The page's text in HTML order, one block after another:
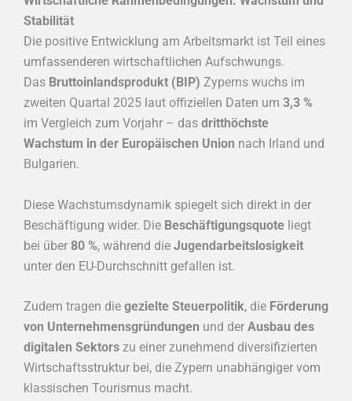
Stabilität
Die positive Entwicklung am Arbeitsmarkt ist Teil eines
umfassenderen wirtschaftlichen Aufschwungs.
Das Bruttoinlandsprodukt (BIP) Zyperns wuchs im
zweiten Quartal 2025 laut offiziellen Daten um 3,3 %
im Vergleich zum Vorjahr – das dritthöchste
Wachstum in der Europäischen Union nach Irland und
Bulgarien.
Diese Wachstumsdynamik spiegelt sich direkt in der
Beschäftigung wider. Die Beschäftigungsquote liegt
bei über 80 %, während die Jugendarbeitslosigkeit
unter den EU-Durchschnitt gefallen ist.
Zudem tragen die gezielte Steuerpolitik, die Förderung
von Unternehmensgründungen und der Ausbau des
digitalen Sektors zu einer zunehmend diversifizierten
Wirtschaftsstruktur bei, die Zypern unabhängiger vom
klassischen Tourismus macht.